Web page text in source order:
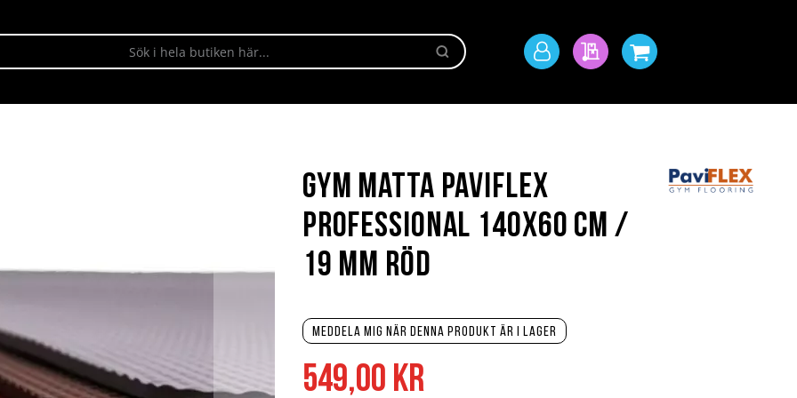
Sök
Mitt
Min offertMin kundvagn
549,00 kr
Meddela mig när denna produkt är i lager
Gym matta PaviFlex
Professional 140x60 cm /
19 mm röd